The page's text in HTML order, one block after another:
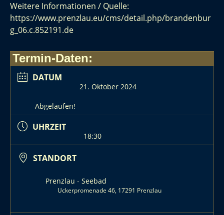
Weitere Informationen / Quelle:
https://www.prenzlau.eu/cms/detail.php/brandenbur
g_06.c.852191.de
Termin-Daten:
DATUM
21. Oktober 2024
Abgelaufen!
UHRZEIT
18:30
STANDORT
Prenzlau - Seebad
Uckerpromenade 46, 17291 Prenzlau